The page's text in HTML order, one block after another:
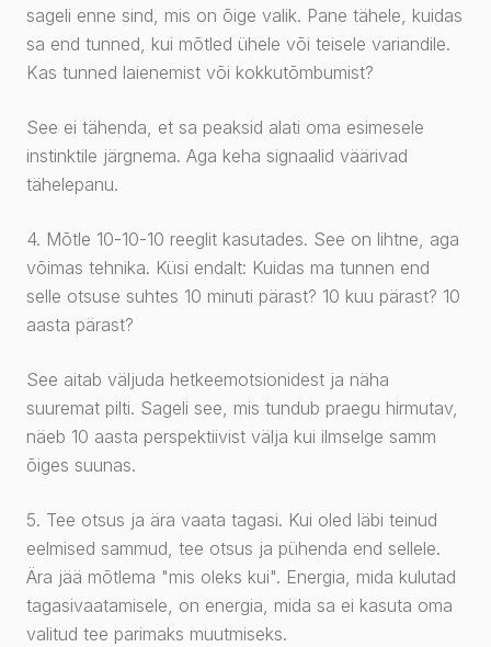
sageli enne sind, mis on õige valik. Pane tähele, kuidas
sa end tunned, kui mõtled ühele või teisele variandile.
Kas tunned laienemist või kokkutõmbumist?
See ei tähenda, et sa peaksid alati oma esimesele
instinktile järgnema. Aga keha signaalid väärivad
tähelepanu.
4. Mõtle 10-10-10 reeglit kasutades. See on lihtne, aga
võimas tehnika. Küsi endalt: Kuidas ma tunnen end
selle otsuse suhtes 10 minuti pärast? 10 kuu pärast? 10
aasta pärast?
See aitab väljuda hetkeemotsionidest ja näha
suuremat pilti. Sageli see, mis tundub praegu hirmutav,
näeb 10 aasta perspektiivist välja kui ilmselge samm
õiges suunas.
5. Tee otsus ja ära vaata tagasi. Kui oled läbi teinud
eelmised sammud, tee otsus ja pühenda end sellele.
Ära jää mõtlema "mis oleks kui". Energia, mida kulutad
tagasivaatamisele, on energia, mida sa ei kasuta oma
valitud tee parimaks muutmiseks.